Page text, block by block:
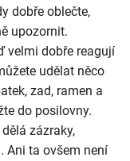
dobře oblečte,
upozornit.
velmi dobře reagují
udělat něco
zad, ramen a
do posilovny.
zázraky,
Ani ta ovšem není